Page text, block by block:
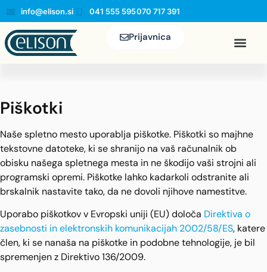
info@elison.si 041 555 595070 717 391
Prijavnica
Piškotki
Naše spletno mesto uporablja piškotke. Piškotki so majhne
tekstovne datoteke, ki se shranijo na vaš računalnik ob
obisku našega spletnega mesta in ne škodijo vaši strojni ali
programski opremi. Piškotke lahko kadarkoli odstranite ali
brskalnik nastavite tako, da ne dovoli njihove namestitve.
Uporabo piškotkov v Evropski uniji (EU) določa Direktiva o
zasebnosti in elektronskih komunikacijah 2002/58/ES, katere
člen, ki se nanaša na piškotke in podobne tehnologije, je bil
spremenjen z Direktivo 136/2009.